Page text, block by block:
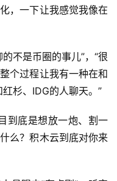
，一下让我感觉我像在
不是币圈的事儿”，“很
个过程让我有一种在和
杉、IDG的人聊天。”
到底是想放一炮、割一
么？积木云到底对你来